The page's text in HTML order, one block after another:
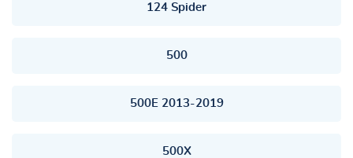
124 Spider
500
500E 2013-2019
500X